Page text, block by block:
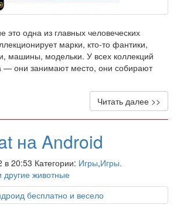
это одна из главных человеческих
марки, кто-то фантики,
машины, модельки. У всех коллекций
— они занимают место, они собирают
Читать далее >>
на Android
20:53 Категории: Игры,Игры.
другие животные